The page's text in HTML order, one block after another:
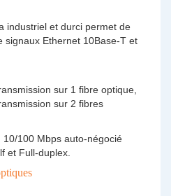
industriel et durci permet de
signaux Ethernet 10Base-T et
sur 1 fibre optique,
sur 2 fibres
100 Mbps auto-négocié
et Full-duplex.